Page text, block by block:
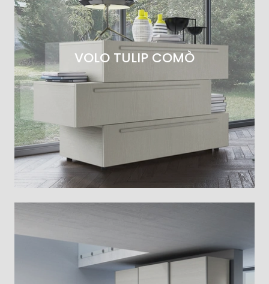
VOLO TULIP COMÒ